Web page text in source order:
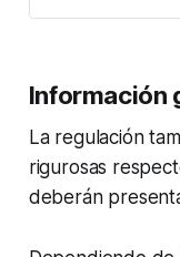
Información
La regulación
rigurosas
deberán